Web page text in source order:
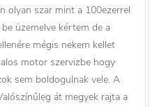
olyan szar mint a 100ezerrel
üzemelve kértem de a
mégis nekem kellet
motor szervizbe hogy
sem boldogulnak vele. A
át megyek rajta a